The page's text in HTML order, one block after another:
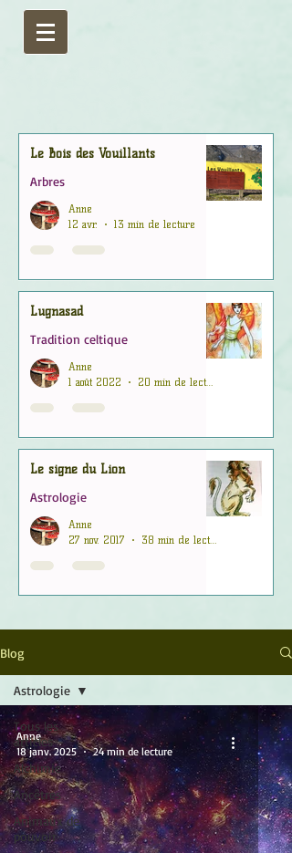
Le Bois des Vouillants
Arbres
Anne
12 avr.
13 min de lecture
Lugnasad
Tradition celtique
Anne
1 août 2022
20 min de lecture
Le signe du Lion
Astrologie
Anne
27 nov. 2017
38 min de lecture
Blog
Tous les
articles
Alchimie
Ancêtres
Animaux de
pouvoir
Astrologie
Anne
18 janv. 2025
24 min de lecture